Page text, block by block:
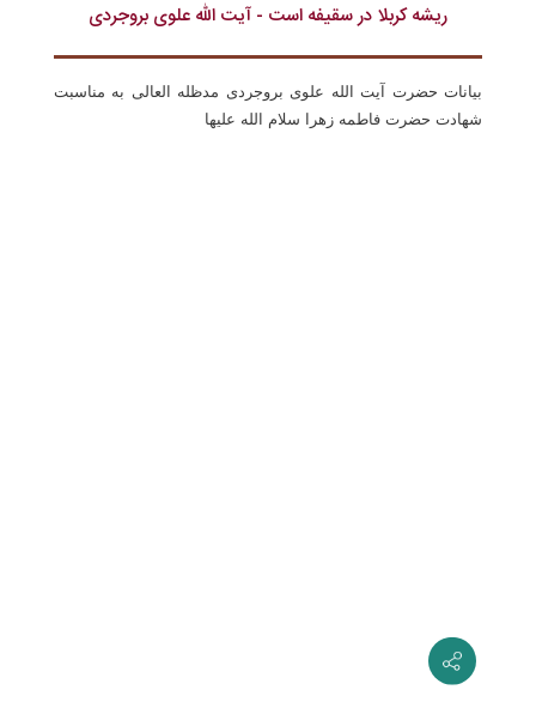
ریشه کربلا در سقیفه است - آیت الله علوی بروجردی
بیانات حضرت آیت الله علوی بروجردی مدظله العالی به مناسبت
شهادت حضرت فاطمه زهرا سلام الله علیها